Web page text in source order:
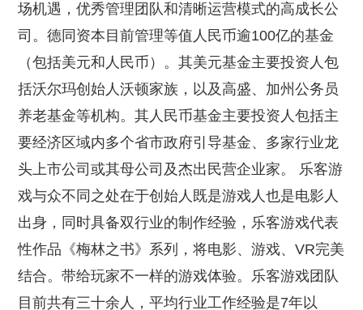
场机遇，优秀管理团队和清晰运营模式的高成长公
司。德同资本目前管理等值人民币逾100亿的基金
（包括美元和人民币）。其美元基金主要投资人包
括沃尔玛创始人沃顿家族，以及高盛、加州公务员
养老基金等机构。其人民币基金主要投资人包括主
要经济区域内多个省市政府引导基金、多家行业龙
头上市公司或其母公司及杰出民营企业家。 乐客游
戏与众不同之处在于创始人既是游戏人也是电影人
出身，同时具备双行业的制作经验，乐客游戏代表
性作品《梅林之书》系列，将电影、游戏、VR完美
结合。带给玩家不一样的游戏体验。乐客游戏团队
目前共有三十余人，平均行业工作经验是7年以